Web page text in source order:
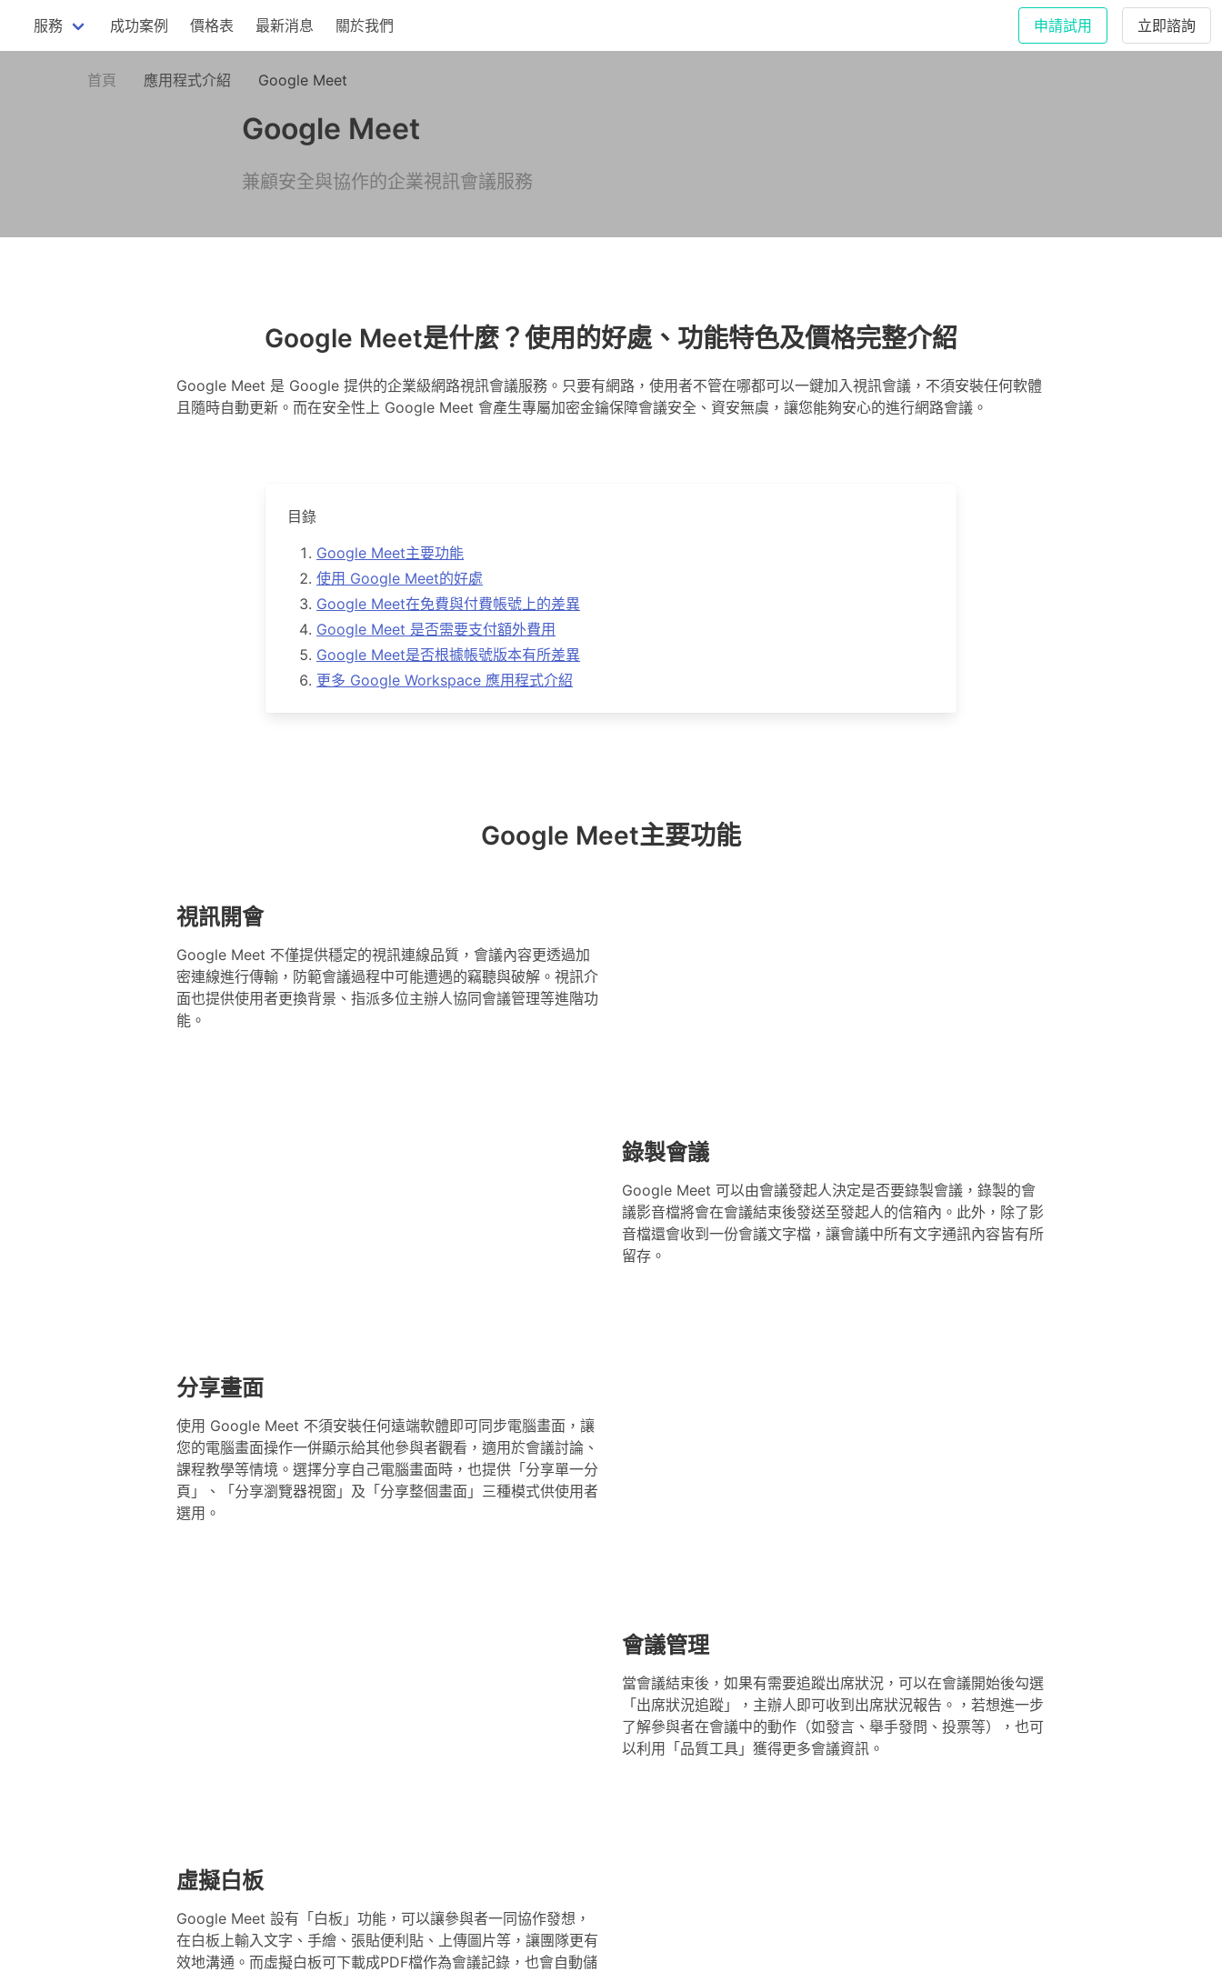
服務 成功案例 價格表 最新消息 關於我們 申請試用 立即諮詢
首頁 應用程式介紹 Google Meet
Google Meet
兼顧安全與協作的企業視訊會議服務
Google Meet是什麼？使用的好處、功能特色及價格完整介紹
Google Meet 是 Google 提供的企業級網路視訊會議服務。只要有網路，使用者不管在哪都可以一鍵加入視訊會議，不須安裝任何軟體
且隨時自動更新。而在安全性上 Google Meet 會產生專屬加密金鑰保障會議安全、資安無虞，讓您能夠安心的進行網路會議。
目錄
Google Meet主要功能
使用 Google Meet的好處
Google Meet在免費與付費帳號上的差異
Google Meet 是否需要支付額外費用
Google Meet是否根據帳號版本有所差異
更多 Google Workspace 應用程式介紹
Google Meet主要功能
視訊開會
Google Meet 不僅提供穩定的視訊連線品質，會議內容更透過加
密連線進行傳輸，防範會議過程中可能遭遇的竊聽與破解。視訊介
面也提供使用者更換背景、指派多位主辦人協同會議管理等進階功
能。
錄製會議
Google Meet 可以由會議發起人決定是否要錄製會議，錄製的會
議影音檔將會在會議結束後發送至發起人的信箱內。此外，除了影
音檔還會收到一份會議文字檔，讓會議中所有文字通訊內容皆有所
留存。
分享畫面
使用 Google Meet 不須安裝任何遠端軟體即可同步電腦畫面，讓
您的電腦畫面操作一併顯示給其他參與者觀看，適用於會議討論、
課程教學等情境。選擇分享自己電腦畫面時，也提供「分享單一分
頁」、「分享瀏覽器視窗」及「分享整個畫面」三種模式供使用者
選用。
會議管理
當會議結束後，如果有需要追蹤出席狀況，可以在會議開始後勾選
「出席狀況追蹤」，主辦人即可收到出席狀況報告。，若想進一步
了解參與者在會議中的動作（如發言、舉手發問、投票等），也可
以利用「品質工具」獲得更多會議資訊。
虛擬白板
Google Meet 設有「白板」功能，可以讓參與者一同協作發想，
在白板上輸入文字、手繪、張貼便利貼、上傳圖片等，讓團隊更有
效地溝通。而虛擬白板可下載成PDF檔作為會議記錄，也會自動儲